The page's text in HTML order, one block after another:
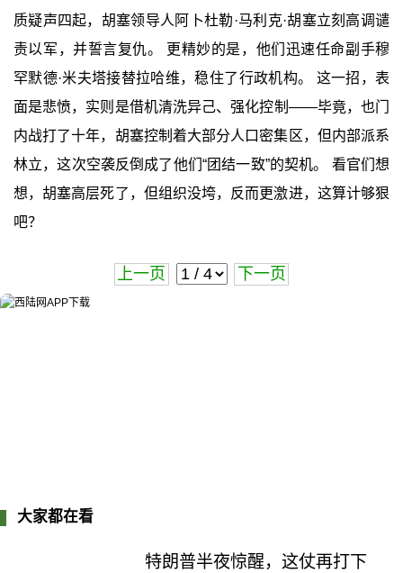
质疑声四起，胡塞领导人阿卜杜勒·马利克·胡塞立刻高调谴
责以军，并誓言复仇。 更精妙的是，他们迅速任命副手穆
罕默德·米夫塔接替拉哈维，稳住了行政机构。 这一招，表
面是悲愤，实则是借机清洗异己、强化控制——毕竟，也门
内战打了十年，胡塞控制着大部分人口密集区，但内部派系
林立，这次空袭反倒成了他们“团结一致”的契机。 看官们想
想，胡塞高层死了，但组织没垮，反而更激进，这算计够狠
吧？
上一页 下一页
大家都在看
特朗普半夜惊醒，这仗再打下